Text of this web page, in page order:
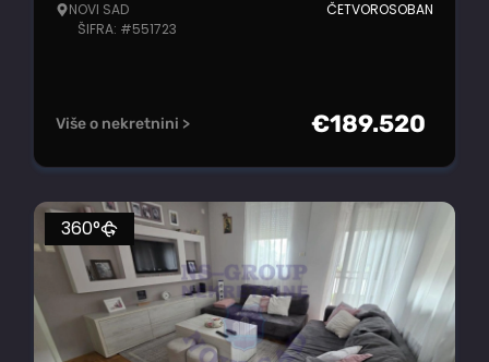
NOVI SAD
ŠIFRA: #551723
ČETVOROSOBAN
Više o nekretnini > €189.520
360°